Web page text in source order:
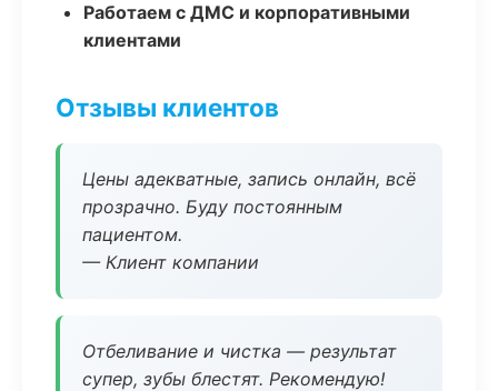
Работаем с ДМС и корпоративными
клиентами
Отзывы клиентов
Цены адекватные, запись онлайн, всё
прозрачно. Буду постоянным
пациентом.
— Клиент компании
Отбеливание и чистка — результат
супер, зубы блестят. Рекомендую!